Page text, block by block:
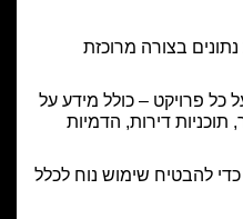
בצורה מרוכזת
כל פרויקט – כולל מידע על
תוכניות דירות, הדמיות
להבטיח שימוש נוח לכלל